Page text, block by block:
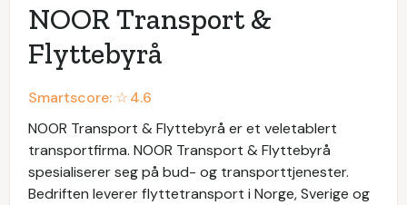
NOOR Transport &
Flyttebyrå
Smartscore: ☆4.6
NOOR Transport & Flyttebyrå er et veletablert
transportfirma. NOOR Transport & Flyttebyrå
spesialiserer seg på bud- og transporttjenester.
Bedriften leverer flyttetransport i Norge, Sverige og